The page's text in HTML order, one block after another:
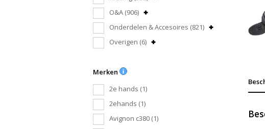
O&A (906)
Onderdelen & Accesoires (821)
Overigen (6)
Merken
2e hands (1)
2ehands (1)
Avignon c380 (1)